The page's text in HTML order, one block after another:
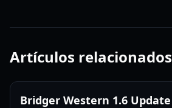
Artículos relacionados
Bridger Western 1.6 Update